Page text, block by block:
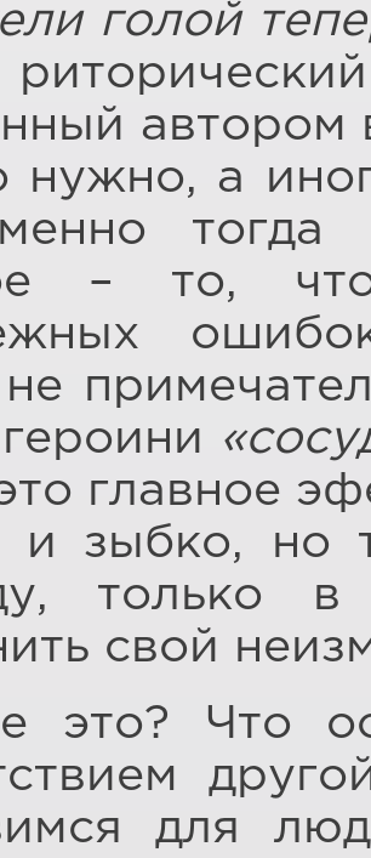
голой
автором
нужно, а
тогда
– то,
это главное
и зыбко, но
только
свой
это? Что
для